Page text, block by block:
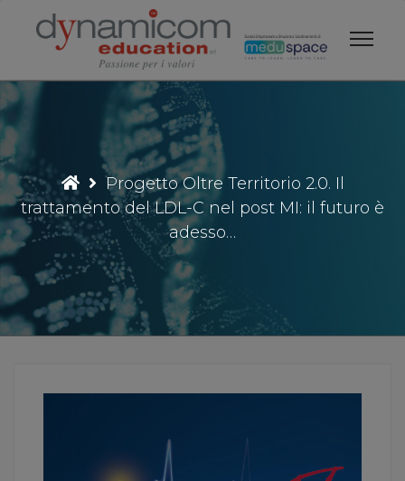
contenuto
Progetto Oltre Territorio 2.0. Il
trattamento del LDL-C nel post MI: il futuro è
adesso…